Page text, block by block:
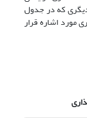
که در جدول
مورد اشاره قرار